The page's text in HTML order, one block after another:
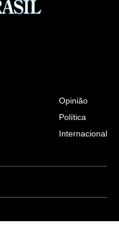
Opinião
Política
Internacional